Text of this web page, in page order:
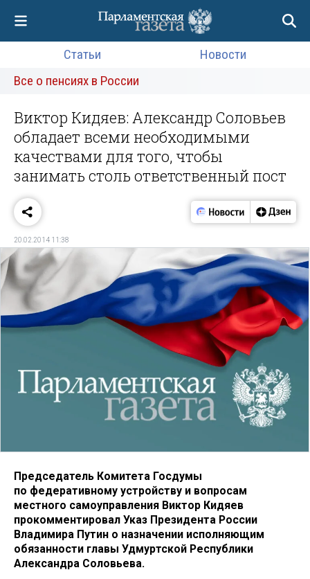
Статьи
Новости
Все о пенсиях в России
Виктор Кидяев: Александр Соловьев
обладает всеми необходимыми
качествами для того, чтобы
занимать столь ответственный пост
20.02.2014 11:38
Председатель Комитета Госдумы
по федеративному устройству и вопросам
местного самоуправления Виктор Кидяев
прокомментировал Указ Президента России
Владимира Путин о назначении исполняющим
обязанности главы Удмуртской Республики
Александра Соловьева.